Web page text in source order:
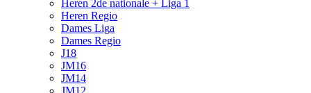
Heren 2de nationale + Liga 1
Heren Regio
Dames Liga
Dames Regio
J18
JM16
JM14
JM12